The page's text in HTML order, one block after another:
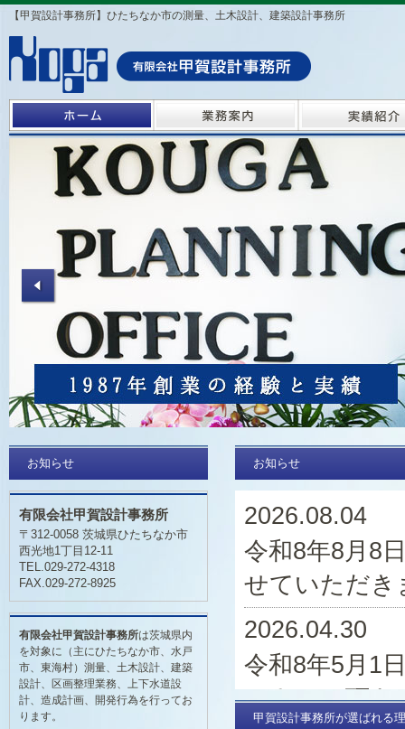
【甲賀設計事務所】ひたちなか市の測量、土木設計、建築設計事務所
Prev
お知らせ
2026.08.04
令和8年8月8
せていただき
2026.04.30
令和8年5月1
とさせて頂き
甲賀設計事務所が選ばれる
お知らせ
有限会社甲賀設計事務所
〒312-0058 茨城県ひたちなか市
西光地1丁目12-11
TEL.029-272-4318
FAX.029-272-8925
有限会社甲賀設計事務所は茨城県内
を対象に（主にひたちなか市、水戸
市、東海村）測量、土木設計、建築
設計、区画整理業務、上下水道設
計、造成計画、開発行為を行ってお
ります。